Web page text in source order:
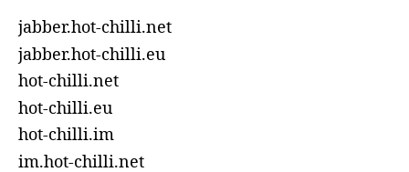
jabber.hot-chilli.net
jabber.hot-chilli.eu
hot-chilli.net
hot-chilli.eu
hot-chilli.im
im.hot-chilli.net